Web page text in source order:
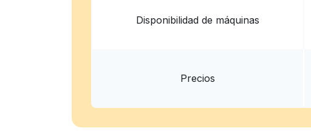
Disponibilidad de máquinas
Precios